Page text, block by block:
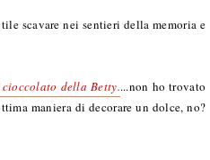
scavare nei sentieri della memoria e
della Betty....non ho trovato
maniera di decorare un dolce, no?